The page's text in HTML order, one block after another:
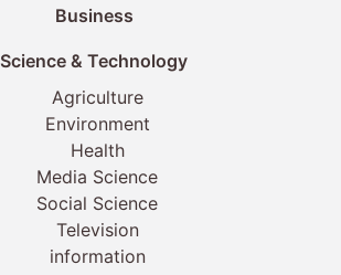
Business
Science & Technology
Agriculture
Environment
Health
Media Science
Social Science
Television
information